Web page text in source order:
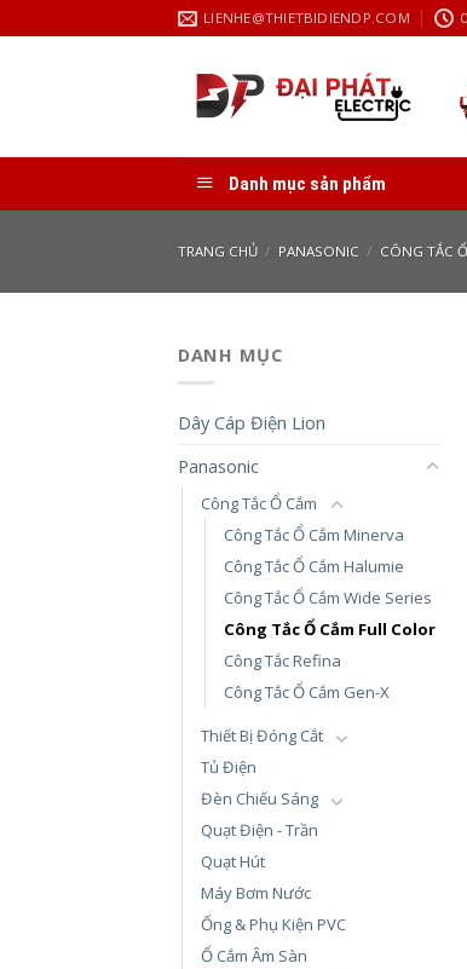
to
LIENHE@THIETBIDIENDP.COM
Danh mục sản phẩm
TRANG CHỦ / PANASONIC / CÔNG TẮC
DANH MỤC
Dây Cáp Điện Lion
Panasonic
Công Tắc Ổ Cắm
Công Tắc Ổ Cắm Minerva
Công Tắc Ổ Cắm Halumie
Công Tắc Ổ Cắm Wide Series
Công Tắc Ổ Cắm Full Color
Công Tắc Refina
Công Tắc Ổ Cắm Gen-X
Thiết Bị Đóng Cắt
Tủ Điện
Đèn Chiếu Sáng
Quạt Điện - Trần
Quạt Hút
Máy Bơm Nước
Ống & Phụ Kiện PVC
Ổ Cắm Âm Sàn